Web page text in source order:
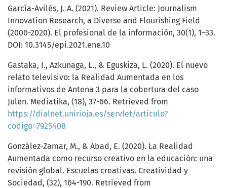
García-Avilés, J. A. (2021). Review Article: Journalism
Innovation Research, a Diverse and Flourishing Field
(2000-2020). El profesional de la información, 30(1), 1–33.
DOI: 10.3145/epi.2021.ene.10
Gastaka, I., Azkunaga, L., & Eguskiza, L. (2020). El nuevo
relato televisivo: la Realidad Aumentada en los
informativos de Antena 3 para la cobertura del caso
Julen. Mediatika, (18), 37-66. Retrieved from
https://dialnet.unirioja.es/servlet/articulo?
codigo=7925408
González-Zamar, M., & Abad, E. (2020). La Realidad
Aumentada como recurso creativo en la educación: una
revisión global. Escuelas creativas. Creatividad y
Sociedad, (32), 164-190. Retrieved from